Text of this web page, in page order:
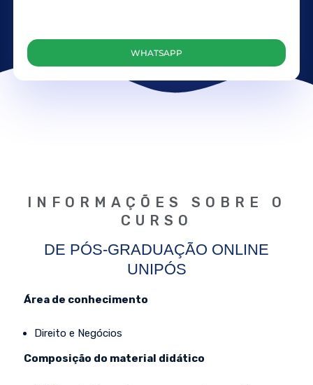
WHATSAPP
INFORMAÇÕES SOBRE O
CURSO​
DE PÓS-GRADUAÇÃO ONLINE
UNIPÓS
Área de conhecimento
Direito e Negócios
Composição do material didático